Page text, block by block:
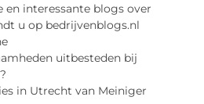
en interessante blogs over
u op bedrijvenblogs.nl
uitbesteden bij
in Utrecht van Meiniger